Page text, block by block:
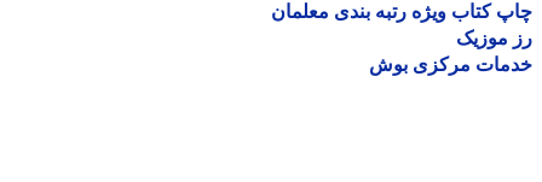
کتاب ویژه رتبه بندی معلمان
موزیک
مرکزی بوش